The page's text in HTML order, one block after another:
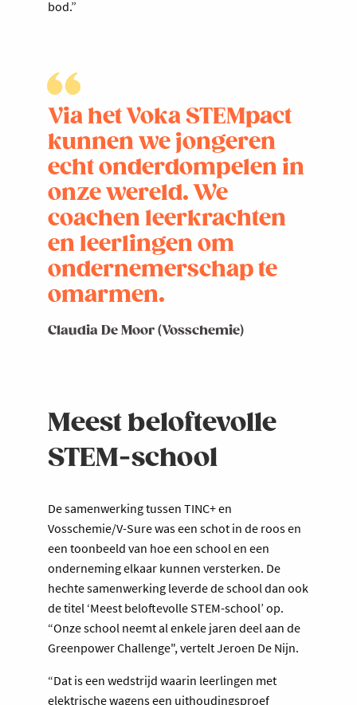
bod.”
Via het Voka STEMpact
kunnen we jongeren
echt onderdompelen in
onze wereld. We
coachen leerkrachten
en leerlingen om
ondernemerschap te
omarmen.
Claudia De Moor (Vosschemie)
Meest beloftevolle
STEM-school
De samenwerking tussen TINC+ en
Vosschemie/V-Sure was een schot in de roos en
een toonbeeld van hoe een school en een
onderneming elkaar kunnen versterken. De
hechte samenwerking leverde de school dan ook
de titel ‘Meest beloftevolle STEM-school’ op.
“Onze school neemt al enkele jaren deel aan de
Greenpower Challenge", vertelt Jeroen De Nijn.
“Dat is een wedstrijd waarin leerlingen met
elektrische wagens een uithoudingsproef